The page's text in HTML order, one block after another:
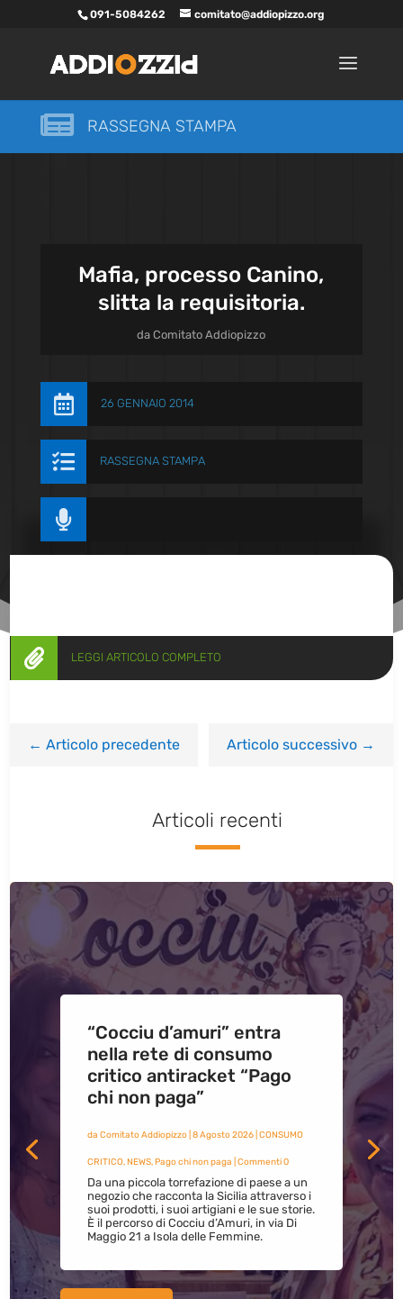
091-5084262 comitato@addiopizzo.org
 RASSEGNA STAMPA
Mafia, processo Canino,
slitta la requisitoria.
daComitato Addiopizzo
 26 GENNAIO 2014
 RASSEGNA STAMPA

 LEGGI ARTICOLO COMPLETO
←Articolo precedente Articolo successivo→
Articoli recenti
“Cocciu d’amuri” entra
nella rete di consumo
critico antiracket “Pago
chi non paga”
da Comitato Addiopizzo| 8 Agosto 2026| CONSUMO
CRITICO,NEWS,Pago chi non paga | Commenti 0
Da una piccola torrefazione di paese a un
negozio che racconta la Sicilia attraverso i
suoi prodotti, i suoi artigiani e le sue storie.
È il percorso di Cocciu d’Amuri, in via Di
Maggio 21 a Isola delle Femmine.